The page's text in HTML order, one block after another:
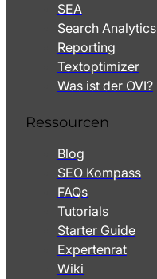
SEA
Search Analytics
Reporting
Textoptimizer
Was ist der OVI?
Ressourcen
Blog
SEO Kompass
FAQs
Tutorials
Starter Guide
Expertenrat
Wiki